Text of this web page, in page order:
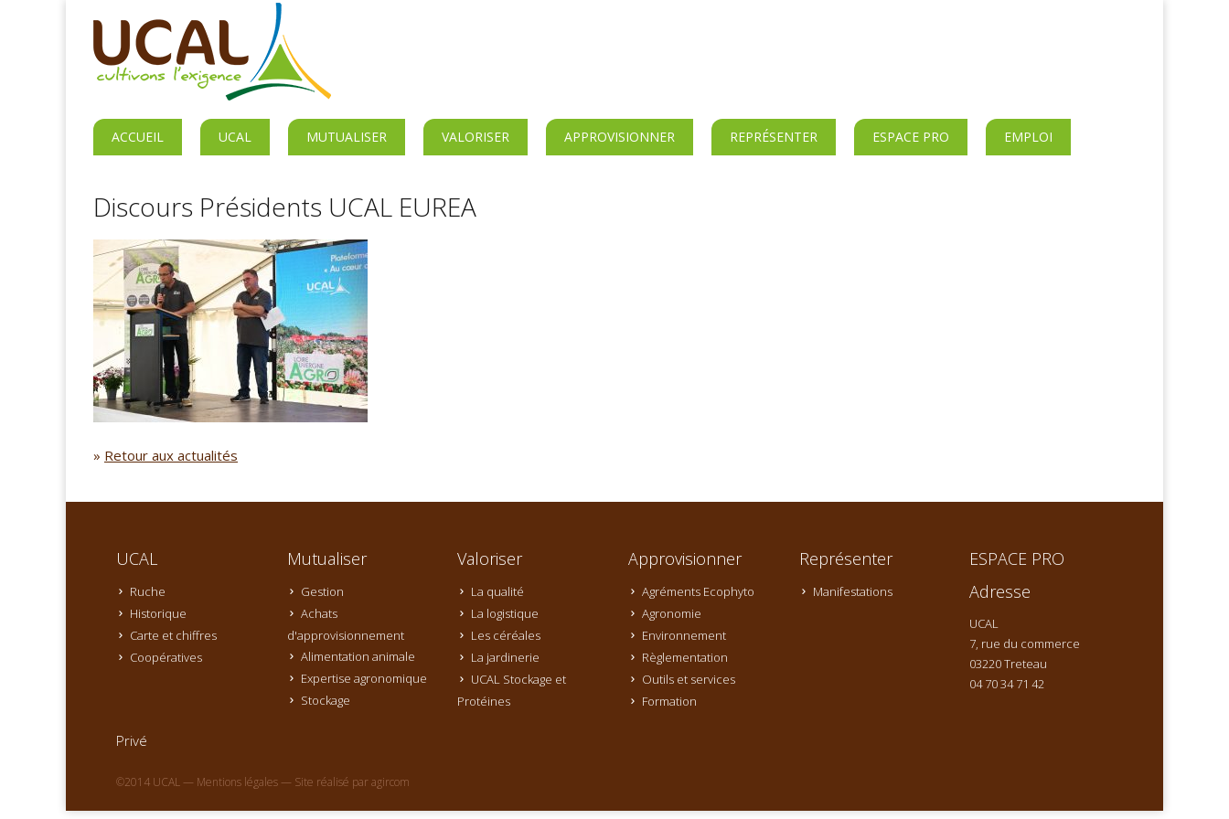
ACCUEIL UCAL MUTUALISER VALORISER APPROVISIONNER REPRÉSENTER ESPACE PRO EMPLOI
Discours Présidents UCAL EUREA
» Retour aux actualités
UCAL
Ruche
Historique
Carte et chiffres
Coopératives
Mutualiser
Gestion
Achats
d'approvisionnement
Alimentation animale
Expertise agronomique
Stockage
Valoriser
La qualité
La logistique
Les céréales
La jardinerie
UCAL Stockage et
Protéines
Approvisionner
Agréments Ecophyto
Agronomie
Environnement
Règlementation
Outils et services
Formation
Représenter
Manifestations
ESPACE PRO
Adresse
UCAL
7, rue du commerce
03220 Treteau
04 70 34 71 42
Privé
©2014 UCAL — Mentions légales — Site réalisé paragircom